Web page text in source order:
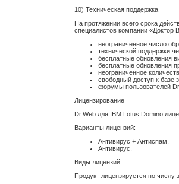
10) Техническая поддержка
На протяжении всего срока
специалистов компании «Доктор
неограниченное число
технической поддержки
бесплатные обновления
бесплатные обновления
неограниченное
свободный доступ к базе
форумы пользователей
Лицензирование
Dr.Web для IBM Lotus Domino
Варианты лицензий:
Антивирус + Антиспам,
Антивирус.
Виды лицензий
Продукт лицензируется по